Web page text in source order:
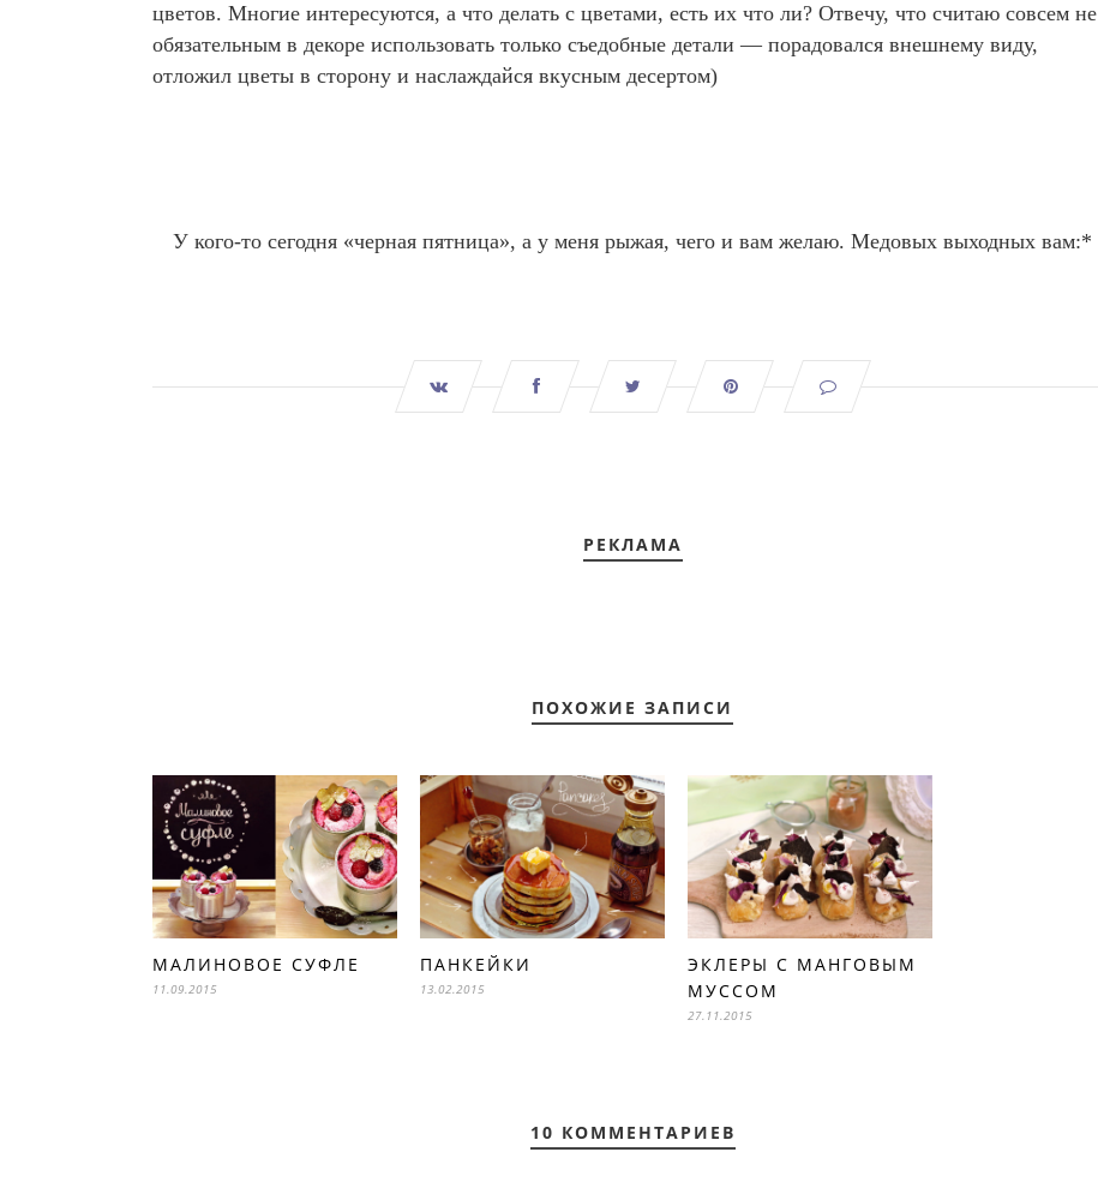
цветов. Многие интересуются, а что делать с цветами, есть их что ли? Отвечу, что считаю совсем не
обязательным в декоре использовать только съедобные детали — порадовался внешнему виду,
отложил цветы в сторону и наслаждайся вкусным десертом)
У кого-то сегодня «черная пятница», а у меня рыжая, чего и вам желаю. Медовых выходных вам:*
РЕКЛАМА
ПОХОЖИЕ ЗАПИСИ
МАЛИНОВОЕ СУФЛЕ
11.09.2015
ПАНКЕЙКИ
13.02.2015
ЭКЛЕРЫ С МАНГОВЫМ
МУССОМ
27.11.2015
10 КОММЕНТАРИЕВ